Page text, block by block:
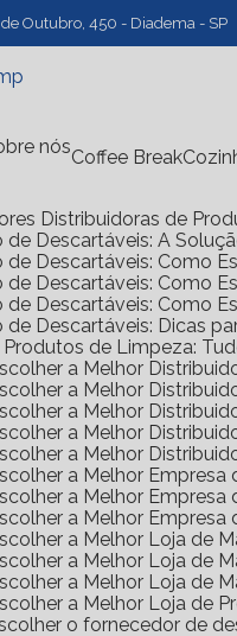
de Outubro, 450 - Diadema - SP
nós
Coffee Break
Distribuidoras de
de Descartáveis: A
de Descartáveis: Como
de Descartáveis: Como
de Descartáveis: Como
de Descartáveis: Dicas
Produtos de Limpeza:
a Melhor
a Melhor
a Melhor
a Melhor
a Melhor
a Melhor
a Melhor
a Melhor
a Melhor Loja de
a Melhor Loja de
a Melhor Loja de
a Melhor Loja de
o fornecedor de